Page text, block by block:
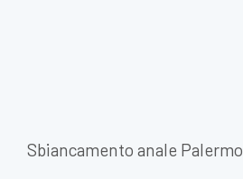
Sbiancamento anale Palermo